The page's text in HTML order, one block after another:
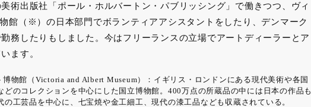
術出版社「ポール・ホルバートン・パブリッシング」で働きつつ、ヴィ
館（※）の日本部門でボランティアアシスタントをしたり、デンマーク
務したりもしました。今はフリーランスの立場でアートディーラーとア
ます。
物館（Victoria and Albert Museum）：イギリス・ロンドンにある現代美術や各国
どのコレクションを中心にした国立博物館。400万点の所蔵品の中には日本の作品も
の工芸品を中心に、七宝焼や金工細工、現代の漆工品なども収蔵されている。